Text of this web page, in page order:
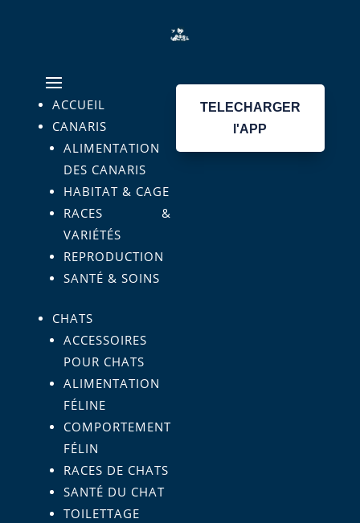
ACCUEIL
CANARIS
ALIMENTATION
DES CANARIS
HABITAT & CAGE
RACES &
VARIÉTÉS
REPRODUCTION
SANTÉ & SOINS
CHATS
ACCESSOIRES
POUR CHATS
ALIMENTATION
FÉLINE
COMPORTEMENT
FÉLIN
RACES DE CHATS
SANTÉ DU CHAT
TOILETTAGE
TELECHARGER
l'APP